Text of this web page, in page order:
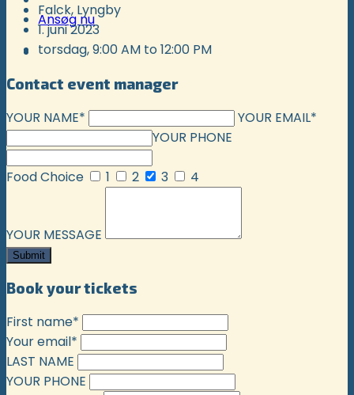
Ansøg nu
Falck, Lyngby
1. juni 2023
torsdag, 9:00 AM to 12:00 PM
Contact event manager
YOUR NAME*
YOUR EMAIL*
YOUR PHONE
Food Choice 1 2 3 4
YOUR MESSAGE
Book your tickets
First name*
Your email*
LAST NAME
YOUR PHONE